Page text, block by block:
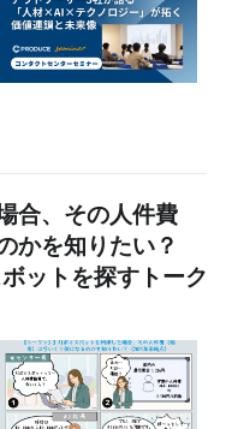
合、その人件費
かを知りたい？
ットを探すトーク